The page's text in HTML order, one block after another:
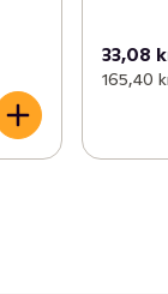
33,08
165,40